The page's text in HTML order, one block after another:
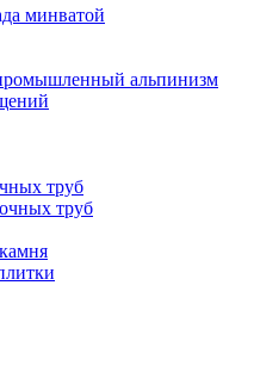
минватой
альпинизм
труб
труб